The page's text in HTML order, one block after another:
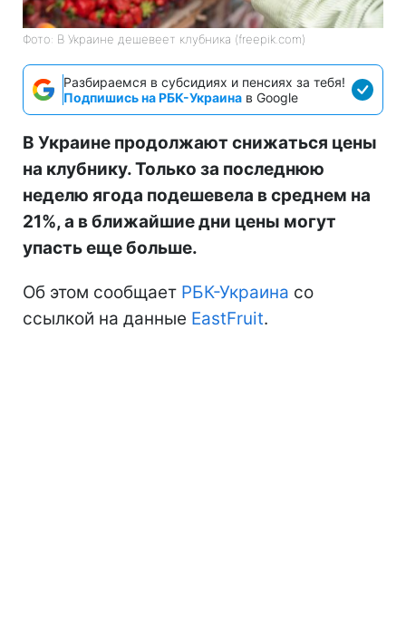
Фото: В Украине дешевеет клубника (freepik.com)
Разбираемся в субсидиях и пенсиях за тебя!
Подпишись на РБК-Украина в Google
В Украине продолжают снижаться цены
на клубнику. Только за последнюю
неделю ягода подешевела в среднем на
21%, а в ближайшие дни цены могут
упасть еще больше.
Об этом сообщает РБК-Украина со
ссылкой на данные EastFruit.